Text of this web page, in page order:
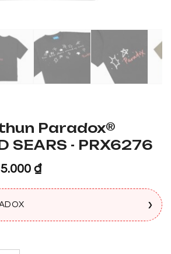
Paradox®
SEARS - PRX6276
₫
›